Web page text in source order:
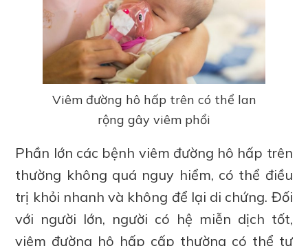
Viêm đường hô hấp trên có thể lan
rộng gây viêm phổi
Phần lớn các bệnh viêm đường hô hấp trên
thường không quá nguy hiểm, có thể điều
trị khỏi nhanh và không để lại di chứng. Đối
với người lớn, người có hệ miễn dịch tốt,
viêm đường hô hấp cấp thường có thể tự